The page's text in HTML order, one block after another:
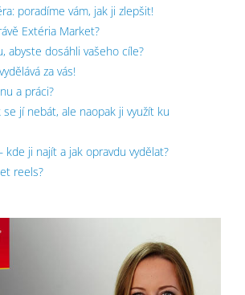
poradíme vám, jak ji zlepšit!
Extéria Market?
abyste dosáhli vašeho cíle?
za vás!
a práci?
se jí nebát, ale naopak ji využít ku
kde ji najít a jak opravdu vydělat?
reels?